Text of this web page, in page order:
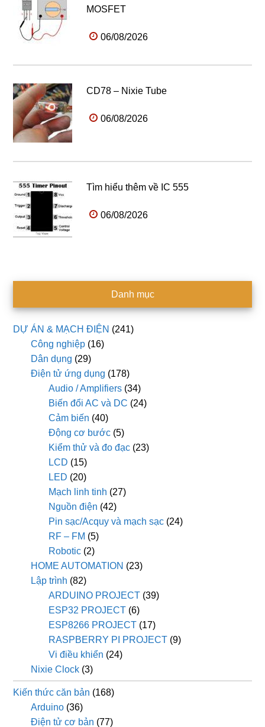
MOSFET
06/08/2026
CD78 – Nixie Tube
06/08/2026
Tìm hiểu thêm về IC 555
06/08/2026
Danh mục
DỰ ÁN & MẠCH ĐIỆN (241)
Công nghiệp (16)
Dân dụng (29)
Điện tử ứng dụng (178)
Audio / Amplifiers (34)
Biến đổi AC và DC (24)
Cảm biến (40)
Động cơ bước (5)
Kiểm thử và đo đạc (23)
LCD (15)
LED (20)
Mạch linh tinh (27)
Nguồn điện (42)
Pin sạc/Acquy và mạch sạc (24)
RF – FM (5)
Robotic (2)
HOME AUTOMATION (23)
Lập trình (82)
ARDUINO PROJECT (39)
ESP32 PROJECT (6)
ESP8266 PROJECT (17)
RASPBERRY PI PROJECT (9)
Vi điều khiển (24)
Nixie Clock (3)
Kiến thức căn bản (168)
Arduino (36)
Điện tử cơ bản (77)